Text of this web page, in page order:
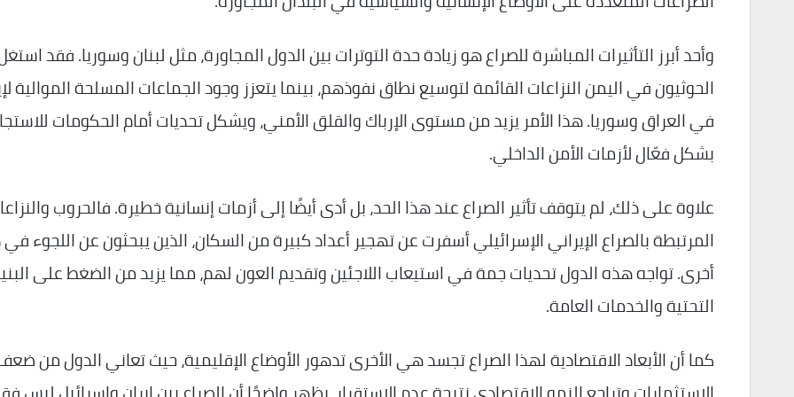
وأحد أبرز التأثيرات المباشرة للصراع هو زيادة حدة التوترات بين الدول المجاورة، مثل لبنان وسوريا. فقد
الحوثيون في اليمن النزاعات القائمة لتوسيع نطاق نفوذهم، بينما يتعزز وجود الجماعات المسلحة الموالية
في العراق وسوريا. هذا الأمر يزيد من مستوى الإرباك والقلق الأمني، ويشكل تحديات أمام الحكومات
بشكل فعّال لأزمات الأمن الداخلي.
علاوة على ذلك، لم يتوقف تأثير الصراع عند هذا الحد، بل أدى أيضًا إلى أزمات إنسانية خطيرة. فالحروب
المرتبطة بالصراع الإيراني الإسرائيلي أسفرت عن تهجير أعداد كبيرة من السكان، الذين يبحثون عن اللجوء
أخرى. تواجه هذه الدول تحديات جمة في استيعاب اللاجئين وتقديم العون لهم، مما يزيد من الضغط على
التحتية والخدمات العامة.
كما أن الأبعاد الاقتصادية لهذا الصراع تجسد هي الأخرى تدهور الأوضاع الإقليمية، حيث تعاني الدول من